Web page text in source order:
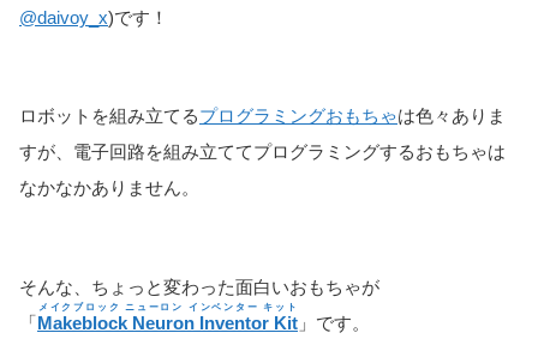
@daivoy_x)です！
ロボットを組み立てるプログラミングおもちゃは色々ありま
すが、電子回路を組み立ててプログラミングするおもちゃは
なかなかありません。
そんな、ちょっと変わった面白いおもちゃが
「Makeblock Neuron Inventor Kit
メイクブロック ニューロン インベンター キット
」です。